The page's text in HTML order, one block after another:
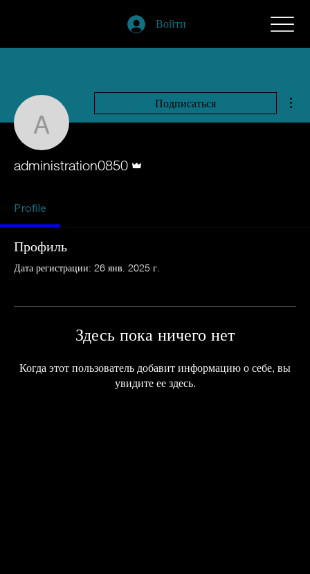
Войти
administration0850
Подписаться
administration0850
Profile
Профиль
Дата регистрации: 26 янв. 2025 г.
Здесь пока ничего нет
Когда этот пользователь добавит информацию о себе, вы
увидите ее здесь.